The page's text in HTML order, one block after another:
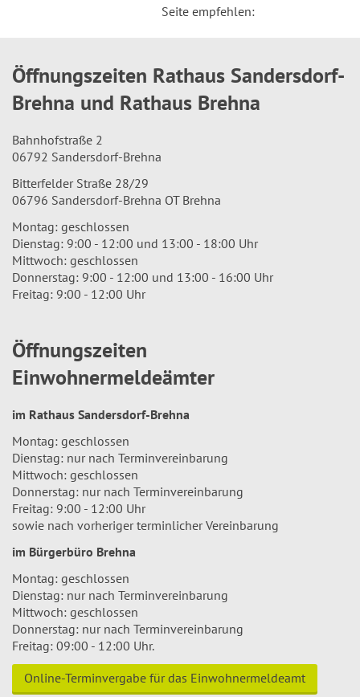
Seite empfehlen:
Öffnungszeiten Rathaus Sandersdorf-
Brehna und Rathaus Brehna
Bahnhofstraße 2
06792 Sandersdorf-Brehna
Bitterfelder Straße 28/29
06796 Sandersdorf-Brehna OT Brehna
Montag: geschlossen
Dienstag: 9:00 - 12:00 und 13:00 - 18:00 Uhr
Mittwoch: geschlossen
Donnerstag: 9:00 - 12:00 und 13:00 - 16:00 Uhr
Freitag: 9:00 - 12:00 Uhr
Öffnungszeiten
Einwohnermeldeämter
im Rathaus Sandersdorf-Brehna
Montag: geschlossen
Dienstag: nur nach Terminvereinbarung
Mittwoch: geschlossen
Donnerstag: nur nach Terminvereinbarung
Freitag: 9:00 - 12:00 Uhr
sowie nach vorheriger terminlicher Vereinbarung
im Bürgerbüro Brehna
Montag: geschlossen
Dienstag: nur nach Terminvereinbarung
Mittwoch: geschlossen
Donnerstag: nur nach Terminvereinbarung
Freitag: 09:00 - 12:00 Uhr.
Online-Terminvergabe für das Einwohnermeldeamt